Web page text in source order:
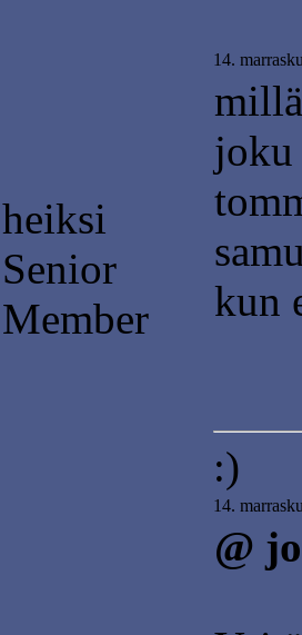
heiksi
Senior
Member
14.
joku
kun
:)
14.
@